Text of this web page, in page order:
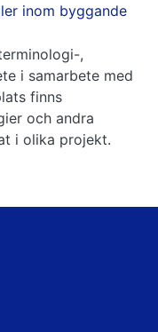
inom byggande
,
i samarbete med
finns
och andra
i olika projekt.